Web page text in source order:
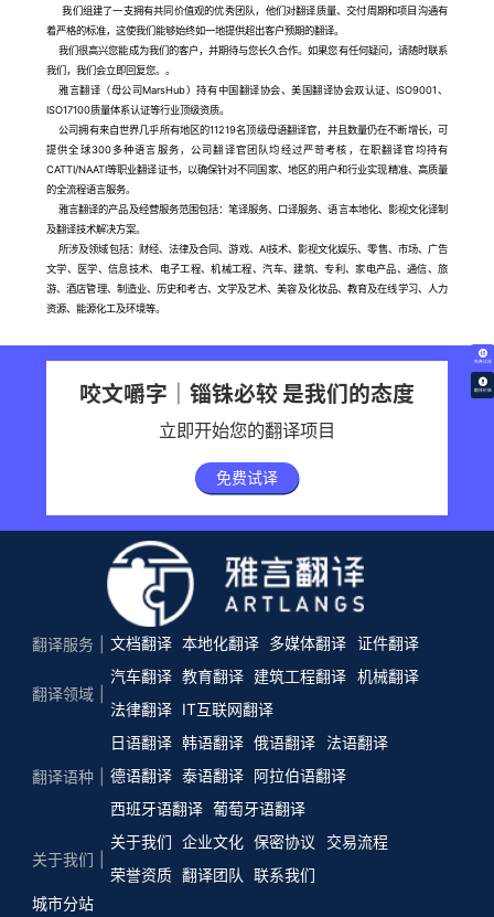
免费试译
翻译价格
我们组建了一支拥有共同价值观的优秀团队，他们对翻译质量、交付周期和项目沟通有
着严格的标准，这使我们能够始终如一地提供超出客户预期的翻译。
我们很高兴您能成为我们的客户，并期待与您长久合作。如果您有任何疑问，请随时联系
我们，我们会立即回复您。。
雅言翻译（母公司MarsHub）持有中国翻译协会、美国翻译协会双认证、ISO9001、
ISO17100质量体系认证等行业顶级资质。
公司拥有来自世界几乎所有地区的11219名顶级母语翻译官，并且数量仍在不断增长，可
提供全球300多种语言服务，公司翻译官团队均经过严苛考核，在职翻译官均持有
CATTI/NAATI等职业翻译证书，以确保针对不同国家、地区的用户和行业实现精准、高质量
的全流程语言服务。
雅言翻译的产品及经营服务范围包括：笔译服务、口译服务、语言本地化、影视文化译制
及翻译技术解决方案。
所涉及领域包括：财经、法律及合同、游戏、AI技术、影视文化娱乐、零售、市场、广告
文学、医学、信息技术、电子工程、机械工程、汽车、建筑、专利、家电产品、通信、旅
游、酒店管理、制造业、历史和考古、文学及艺术、美容及化妆品、教育及在线学习、人力
资源、能源化工及环境等。
咬文嚼字｜锱铢必较 是我们的态度
立即开始您的翻译项目
免费试译
翻译服务 文档翻译 本地化翻译 多媒体翻译 证件翻译
翻译领域
汽车翻译 教育翻译 建筑工程翻译 机械翻译
法律翻译
IT互联网翻译
翻译语种
日语翻译 韩语翻译 俄语翻译
法语翻译
德语翻译 泰语翻译 阿拉伯语翻译
西班牙语翻译 葡萄牙语翻译
关于我们
关于我们 企业文化 保密协议
交易流程
荣誉资质 翻译团队
联系我们
城市分站